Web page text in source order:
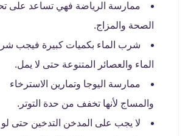
ممارسة الرياضة فهي تساعد على
الصحة والمزاج.
شرب الماء بكميات كبيرة فيجب
الماء والعصائر المتنوعة حتى لا يمل.
ممارسة اليوجا وتمارين الاسترخاء
والمساج لأنها تخفف من حدة التوتر.
لا يجب على المدخن التدخين حتى لو